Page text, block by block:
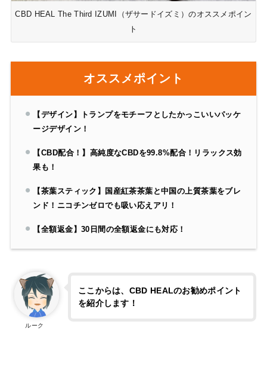
CBD HEAL The Third IZUMI（ザサードイズミ）のオススメポイン
ト
オススメポイント
【デザイン】トランプをモチーフとしたかっこいいパッケ
ージデザイン！
【CBD配合！】高純度なCBDを99.8%配合！リラックス効
果も！
【茶葉スティック】国産紅茶茶葉と中国の上質茶葉をブレ
ンド！ニコチンゼロでも吸い応えアリ！
【全額返金】30日間の全額返金にも対応！
ルーク
ここからは、CBD HEALのお勧めポイント
を紹介します！